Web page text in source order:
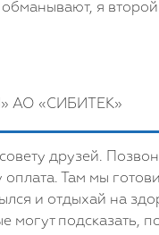
я
АО «СИБИТЕК»
друзей.
Там мы
и отдыхай на
могут подсказать,